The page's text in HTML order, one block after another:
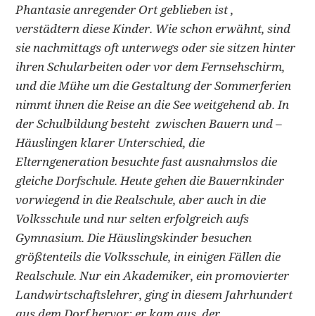
Phantasie anregender Ort geblieben ist ,
verstädtern diese Kinder. Wie schon erwähnt, sind
sie nachmittags oft unterwegs oder sie sitzen hinter
ihren Schularbeiten oder vor dem Fernsehschirm,
und die Mühe um die Gestaltung der Sommerferien
nimmt ihnen die Reise an die See weitgehend ab. In
der Schulbildung besteht zwischen Bauern und –
Häuslingen klarer Unterschied, die
Elterngeneration besuchte fast ausnahmslos die
gleiche Dorfschule. Heute gehen die Bauernkinder
vorwiegend in die Realschule, aber auch in die
Volksschule und nur selten erfolgreich aufs
Gymnasium. Die Häuslingskinder besuchen
größtenteils die Volksschule, in einigen Fällen die
Realschule. Nur ein Akademiker, ein promovierter
Landwirtschaftslehrer, ging in diesem Jahrhundert